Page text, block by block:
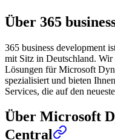
Über 365
365 business development
mit Sitz in Deutschland.
Lösungen für Microsoft
spezialisiert und bieten
Services, die auf den
Über Microsoft
Central